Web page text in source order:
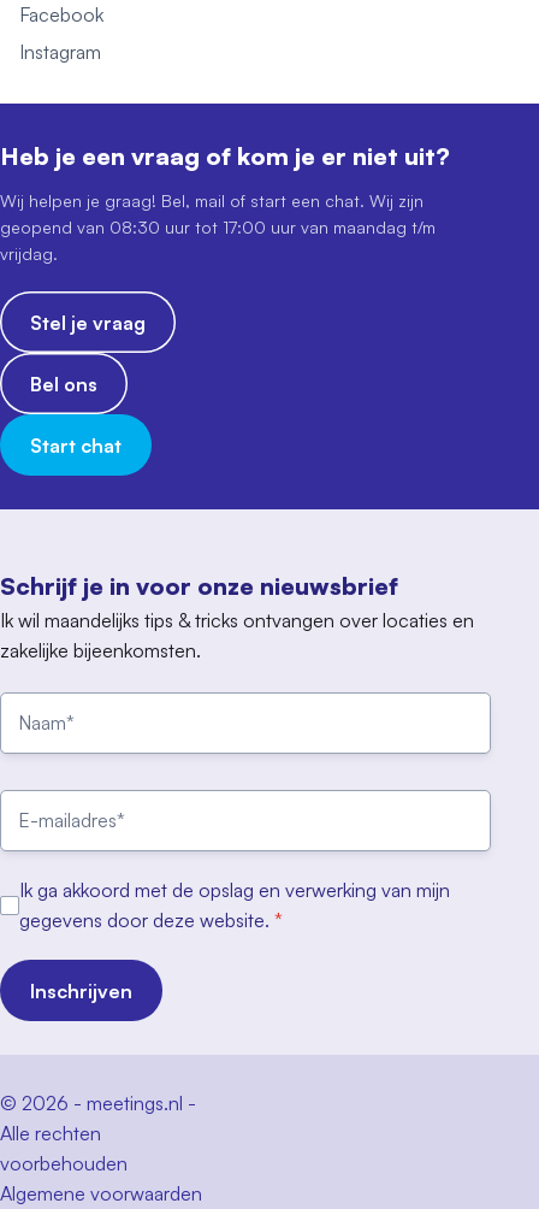
Facebook
Instagram
Schrijf je in voor onze nieuwsbrief
Ik wil maandelijks tips & tricks ontvangen over locaties en
zakelijke bijeenkomsten.
Ik ga akkoord met de opslag en verwerking van mijn
gegevens door deze website. *
Inschrijven
Heb je een vraag of kom je er niet uit?
Wij helpen je graag! Bel, mail of start een chat. Wij zijn
geopend van 08:30 uur tot 17:00 uur van maandag t/m
vrijdag.
Stel je vraag
Bel ons
Start chat
© 2026 - meetings.nl -
Alle rechten
voorbehouden
Algemene voorwaarden